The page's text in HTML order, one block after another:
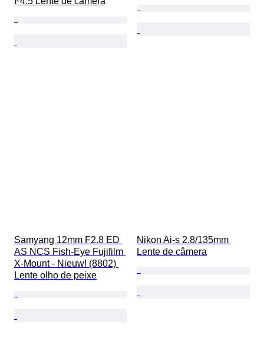
Samyang 12mm F2.8 ED
AS NCS Fish-Eye Fujifilm
X-Mount - Nieuw! (8802)
Lente olho de peixe
Nikon Ai-s 2.8/135mm
Lente de câmera